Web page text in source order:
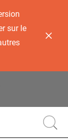
sur le